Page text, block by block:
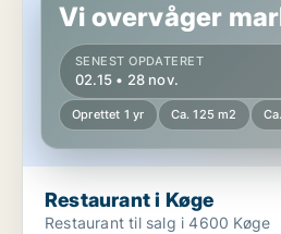
Vi overvåger
SENEST OPDATERET
02.15 • 28 nov.
Oprettet 1 yr Ca. 125 m2
Restaurant i Køge
Restaurant til salg i 4600 Køge